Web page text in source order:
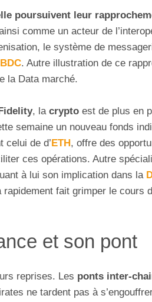
poursuivent leur
comme un acteur de
le système de
. Autre illustration de ce
la Data marché.
, la crypto est de plus en
semaine un nouveau fonds
celui de d’ETH, offre des
ces opérations. Autre
à lui son implication dans la
rapidement fait grimper le cours
et son pont
reprises. Les ponts inter-
ne tardent pas à